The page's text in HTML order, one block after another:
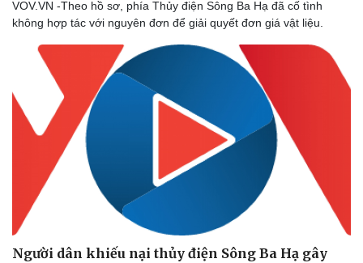
Sức khỏe
Dinh dưỡng - món ngon
Cây thuốc
Sản phụ khoa
Nhi khoa
Nam khoa
Làm đẹp - giảm cân
Phòng mạch online
Ăn sạch sống khỏe
Nhà đẹp
Blog
Tình yêu - Gia đình
VOV.VN -Theo hồ sơ, phía Thủy điện Sông Ba Hạ đã cố tình
không hợp tác với nguyên đơn để giải quyết đơn giá vật liệu.
Người dân khiếu nại thủy điện Sông Ba Hạ gây